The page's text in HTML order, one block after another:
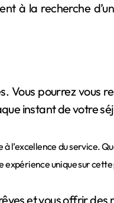
à la recherche
pourrez vous
instant de votre
l’excellence du service.
expérience unique sur cette
et vous offrir des